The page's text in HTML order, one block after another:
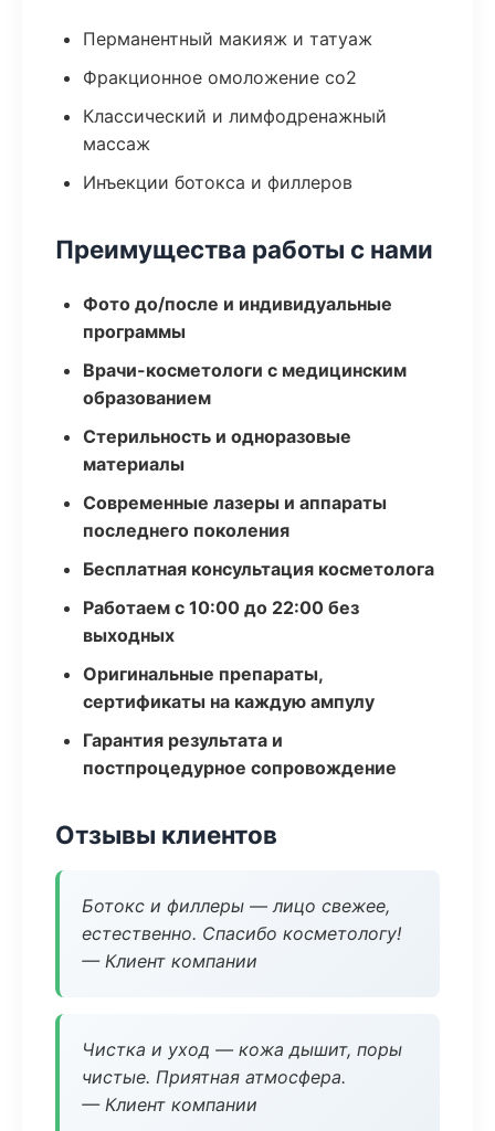
Перманентный макияж и татуаж
Фракционное омоложение co2
Классический и лимфодренажный
массаж
Инъекции ботокса и филлеров
Преимущества работы с нами
Фото до/после и индивидуальные
программы
Врачи-косметологи с медицинским
образованием
Стерильность и одноразовые
материалы
Современные лазеры и аппараты
последнего поколения
Бесплатная консультация косметолога
Работаем с 10:00 до 22:00 без
выходных
Оригинальные препараты,
сертификаты на каждую ампулу
Гарантия результата и
постпроцедурное сопровождение
Отзывы клиентов
Ботокс и филлеры — лицо свежее,
естественно. Спасибо косметологу!
— Клиент компании
Чистка и уход — кожа дышит, поры
чистые. Приятная атмосфера.
— Клиент компании